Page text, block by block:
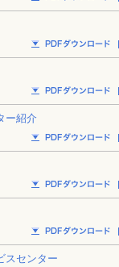
ー紹介
スセンター